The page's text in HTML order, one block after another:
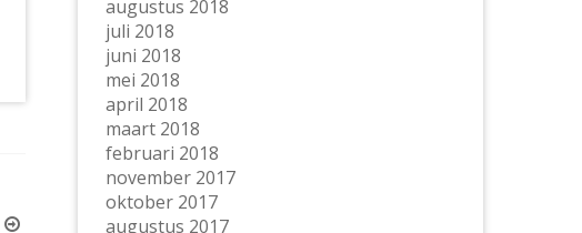
augustus 2018
juli 2018
juni 2018
mei 2018
april 2018
maart 2018
februari 2018
november 2017
oktober 2017
augustus 2017